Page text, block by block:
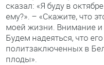
сказал: «Я буду в
ему?». – «Скажите, что
моей жизни. Внимание
Будем надеяться, что
политзаключенных в
плоды».